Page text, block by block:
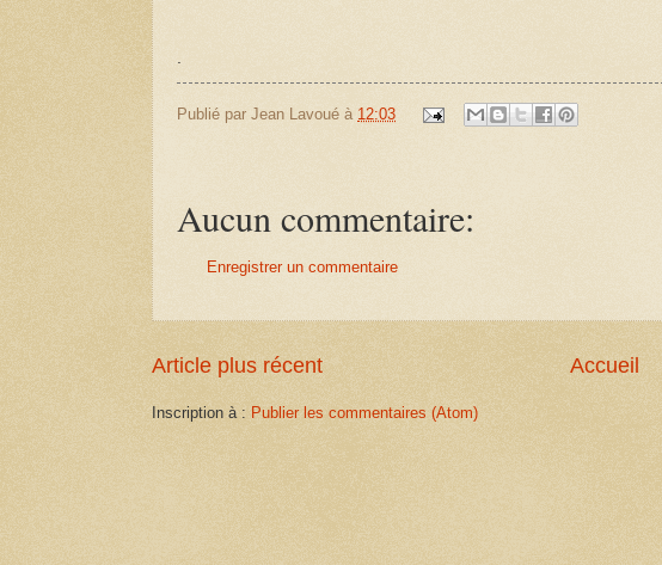
Publié par Jean Lavoué à 12:03
Aucun commentaire:
Enregistrer un commentaire
Article plus récent Accueil
Inscription à : Publier les commentaires (Atom)